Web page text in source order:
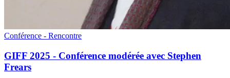
Conférence - Rencontre
GIFF 2025 - Conférence modérée avec Stephen
Frears